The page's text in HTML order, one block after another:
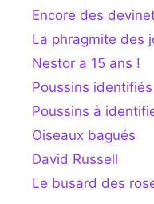
Encore des
La phragmite des
Nestor a 15 ans !
Poussins identifiés
Poussins à
Oiseaux bagués
David Russell
Le busard des